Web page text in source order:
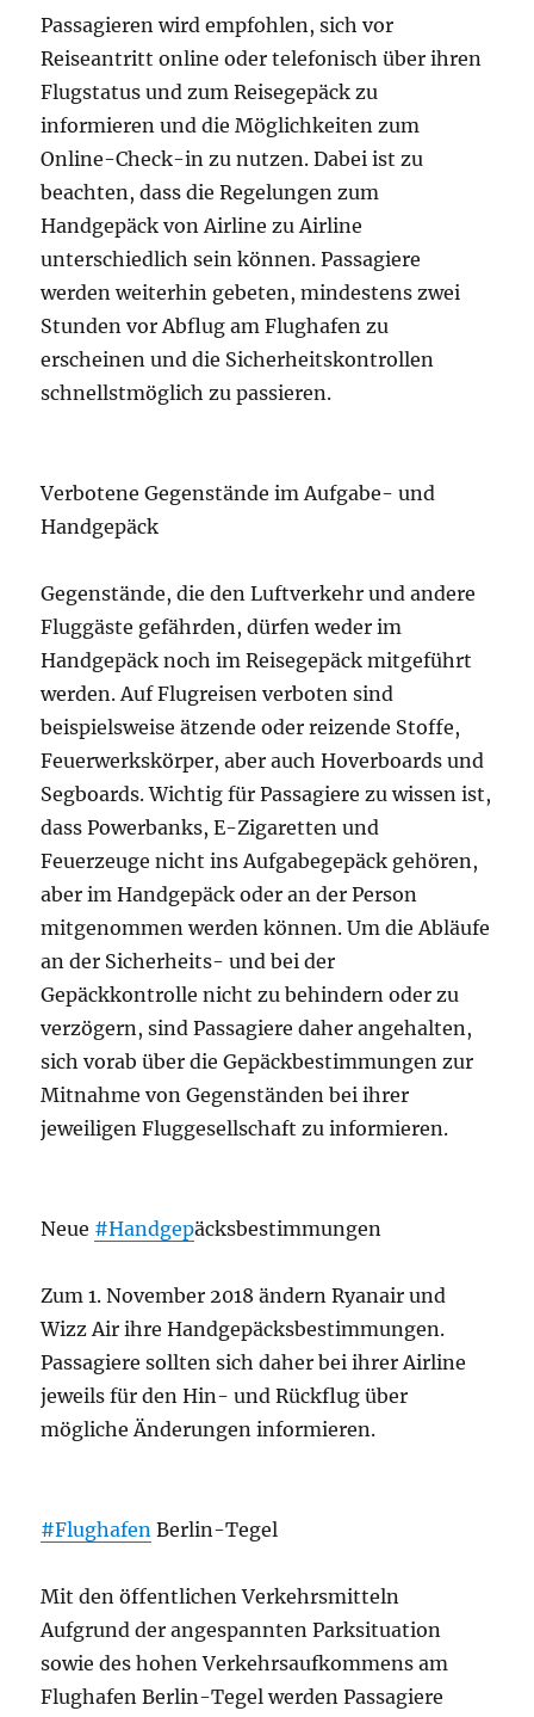
Passagieren wird empfohlen, sich vor
Reiseantritt online oder telefonisch über ihren
Flugstatus und zum Reisegepäck zu
informieren und die Möglichkeiten zum
Online-Check-in zu nutzen. Dabei ist zu
beachten, dass die Regelungen zum
Handgepäck von Airline zu Airline
unterschiedlich sein können. Passagiere
werden weiterhin gebeten, mindestens zwei
Stunden vor Abflug am Flughafen zu
erscheinen und die Sicherheitskontrollen
schnellstmöglich zu passieren.
Verbotene Gegenstände im Aufgabe- und
Handgepäck
Gegenstände, die den Luftverkehr und andere
Fluggäste gefährden, dürfen weder im
Handgepäck noch im Reisegepäck mitgeführt
werden. Auf Flugreisen verboten sind
beispielsweise ätzende oder reizende Stoffe,
Feuerwerkskörper, aber auch Hoverboards und
Segboards. Wichtig für Passagiere zu wissen ist,
dass Powerbanks, E-Zigaretten und
Feuerzeuge nicht ins Aufgabegepäck gehören,
aber im Handgepäck oder an der Person
mitgenommen werden können. Um die Abläufe
an der Sicherheits- und bei der
Gepäckkontrolle nicht zu behindern oder zu
verzögern, sind Passagiere daher angehalten,
sich vorab über die Gepäckbestimmungen zur
Mitnahme von Gegenständen bei ihrer
jeweiligen Fluggesellschaft zu informieren.
Neue #Handgepäcksbestimmungen
Zum 1. November 2018 ändern Ryanair und
Wizz Air ihre Handgepäcksbestimmungen.
Passagiere sollten sich daher bei ihrer Airline
jeweils für den Hin- und Rückflug über
mögliche Änderungen informieren.
#Flughafen Berlin-Tegel
Mit den öffentlichen Verkehrsmitteln
Aufgrund der angespannten Parksituation
sowie des hohen Verkehrsaufkommens am
Flughafen Berlin-Tegel werden Passagiere